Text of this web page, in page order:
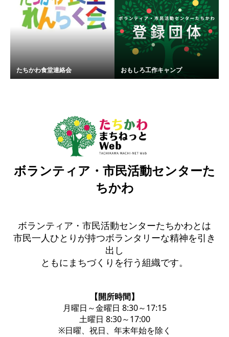
たちかわ食堂連絡会 おもしろ工作キャンプ
ボランティア・市民活動センターた
ちかわ
ボランティア・市民活動センターたちかわとは
市民一人ひとりが持つボランタリーな精神を引き
出し
ともにまちづくりを行う組織です。
【開所時間】
月曜日～金曜日 8:30～17:15
土曜日 8:30～17:00
※日曜、祝日、年末年始を除く